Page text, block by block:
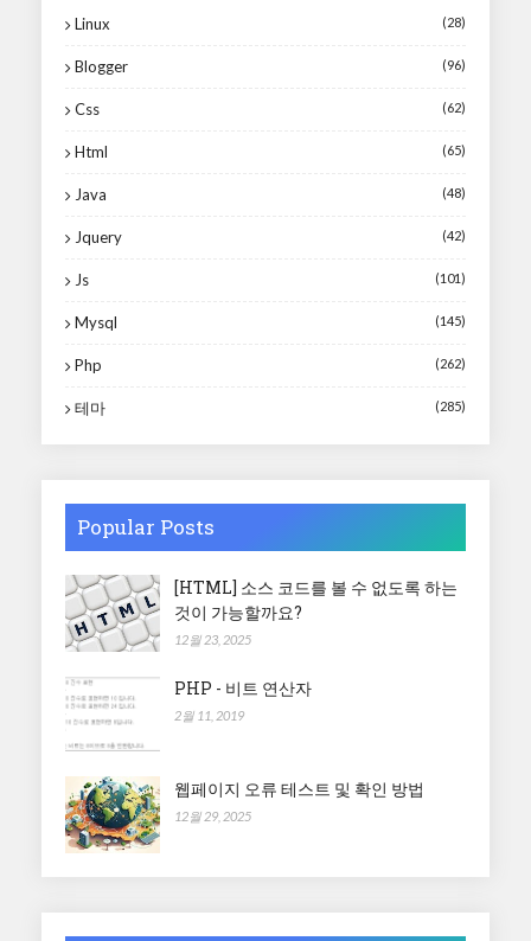
Linux (28)
Blogger (96)
Css (62)
Html (65)
Java (48)
Jquery (42)
Js (101)
Mysql (145)
Php (262)
테마 (285)
Popular Posts
[HTML] 소스 코드를 볼 수 없도록 하는
것이 가능할까요?
12월 23, 2025
PHP - 비트 연산자
2월 11, 2019
웹페이지 오류 테스트 및 확인 방법
12월 29, 2025